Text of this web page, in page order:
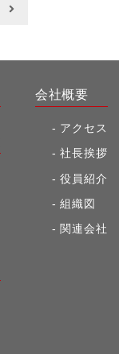
会社概要
アクセス
社長挨拶
役員紹介
組織図
関連会社